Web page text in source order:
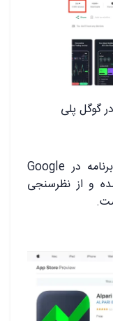
همانطور که مشاهده می کنید، این برنامه در Google
و از نظرسنجی